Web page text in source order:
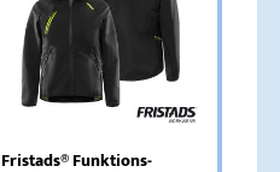
Fristads® Funktions-